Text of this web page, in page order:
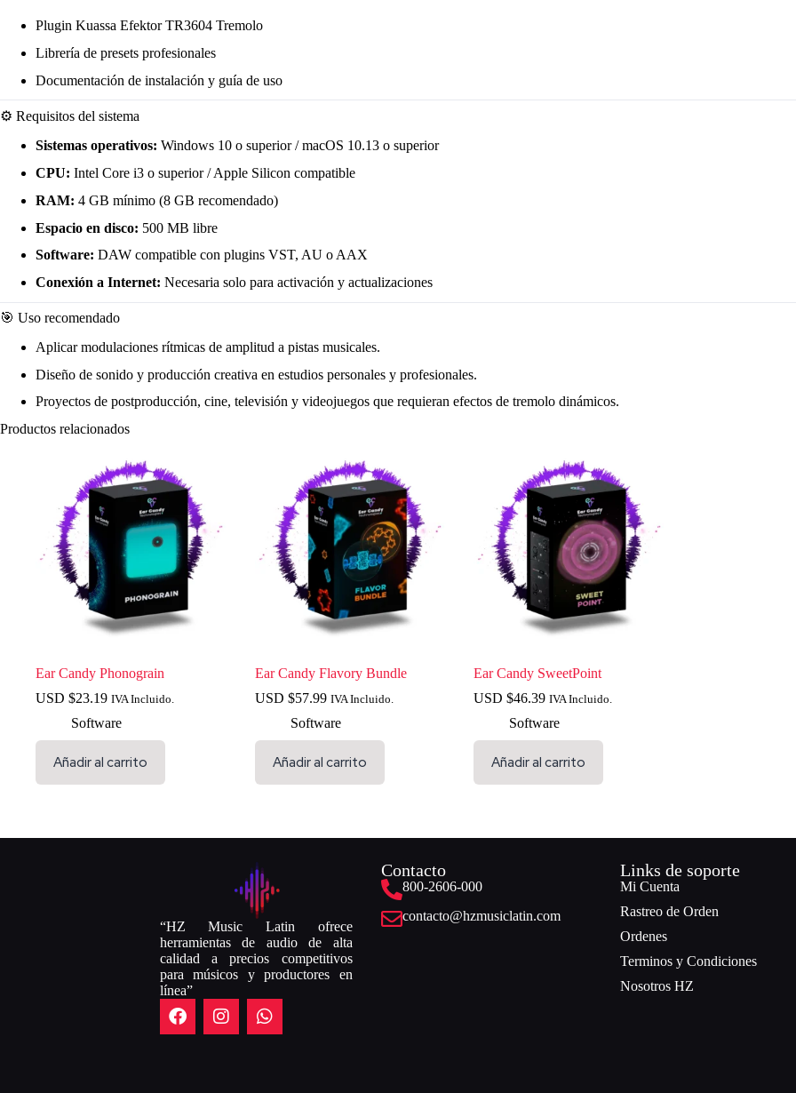
Plugin Kuassa Efektor TR3604 Tremolo
Librería de presets profesionales
Documentación de instalación y guía de uso
⚙️ Requisitos del sistema
Sistemas operativos: Windows 10 o superior / macOS 10.13 o superior
CPU: Intel Core i3 o superior / Apple Silicon compatible
RAM: 4 GB mínimo (8 GB recomendado)
Espacio en disco: 500 MB libre
Software: DAW compatible con plugins VST, AU o AAX
Conexión a Internet: Necesaria solo para activación y actualizaciones
🎯 Uso recomendado
Aplicar modulaciones rítmicas de amplitud a pistas musicales.
Diseño de sonido y producción creativa en estudios personales y profesionales.
Proyectos de postproducción, cine, televisión y videojuegos que requieran efectos de tremolo dinámicos.
Productos relacionados
Ear Candy Phonograin
USD $23.19 IVA Incluido.
Software
Añadir al carrito
Ear Candy Flavory Bundle
USD $57.99 IVA Incluido.
Software
Añadir al carrito
Ear Candy SweetPoint
USD $46.39 IVA Incluido.
Software
Añadir al carrito
“HZ Music Latin ofrece
herramientas de audio de alta
calidad a precios competitivos
para músicos y productores en
línea”
Contacto
800-2606-000
contacto@hzmusiclatin.com
Links de soporte
Mi Cuenta
Rastreo de Orden
Ordenes
Terminos y Condiciones
Nosotros HZ